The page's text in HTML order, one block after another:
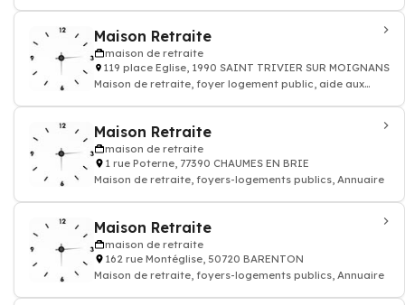
Maison Retraite
maison de retraite
119 place Eglise, 1990 SAINT TRIVIER SUR MOIGNANS
Maison de retraite, foyer logement public, aide aux
Maison Retraite
maison de retraite
1 rue Poterne, 77390 CHAUMES EN BRIE
Maison de retraite, foyers-logements publics, Annuaire
Maison Retraite
maison de retraite
162 rue Montéglise, 50720 BARENTON
Maison de retraite, foyers-logements publics, Annuaire